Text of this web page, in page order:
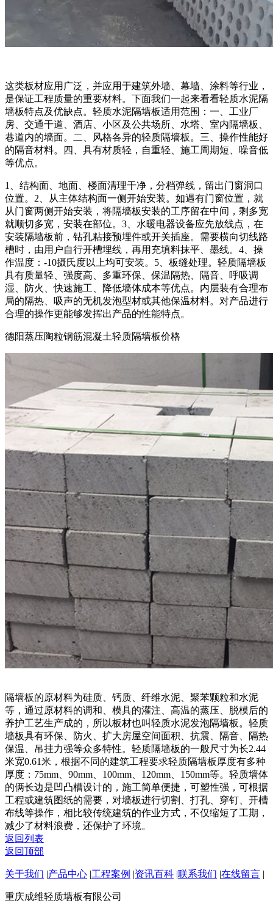
这类板材应用广泛，并应用于建筑外墙、幕墙、涂料等行业，
是保证工程质量的重要材料。下面我们一起来看看轻质水泥隔
墙板特点及优缺点。轻质水泥隔墙板适用范围：一、工业厂
房、交通干道、酒店、小区及公共场所、水塔、室内隔墙板、
巷道内的墙面。二、风格各异的轻质隔墙板。三、操作性能好
的隔音材料。四、具有材质轻，自重轻、施工周期短、噪音低
等优点。
1、结构面、地面、楼面清理干净，分档弹线，留出门窗洞口
位置。2、从主体结构面一侧开始安装。如遇有门窗位置，就
从门窗两侧开始安装，将隔墙板安装的工序留在中间，剩多宽
就顺切多宽，安装在部位。3、水暖电器设备应先放线点，在
安装隔墙板前，钻孔粘接预埋件或开关插座。需要横向切线路
槽时，由用户自行开槽埋线，再用充填料抹平、墨线。4、操
作温度：-10摄氏度以上均可安装。5、板缝处理。轻质隔墙板
具有质量轻、强度高、多重环保、保温隔热、隔音、呼吸调
湿、防火、快速施工、降低墙体成本等优点。内层装有合理布
局的隔热、吸声的无机发泡型材或其他保温材料。对产品进行
合理的操作更能够发挥出产品的性能特点。
德阳蒸压陶粒钢筋混凝土轻质隔墙板价格
隔墙板的原材料为硅质、钙质、纤维水泥、聚苯颗粒和水泥
等，通过原材料的调和、模具的灌注、高温的蒸压、脱模后的
养护工艺生产成的，所以板材也叫轻质水泥发泡隔墙板。轻质
墙板具有环保、防火、扩大房屋空间面积、抗震、隔音、隔热
保温、吊挂力强等众多特性。轻质隔墙板的一般尺寸为长2.44
米宽0.61米，根据不同的建筑工程要求轻质隔墙板厚度有多种
厚度：75mm、90mm、100mm、120mm、150mm等。轻质墙体
的俩长边是凹凸槽设计的，施工简单便捷，可塑性强，可根据
工程或建筑图纸的需要，对墙板进行切割、打孔、穿钉、开槽
布线等操作，相比较传统建筑的作业方式，不仅缩短了工期，
减少了材料浪费，还保护了环境。
返回列表
返回顶部
关于我们 |产品中心 |工程案例 |资讯百科 |联系我们 |在线留言 |
重庆成维轻质墙板有限公司